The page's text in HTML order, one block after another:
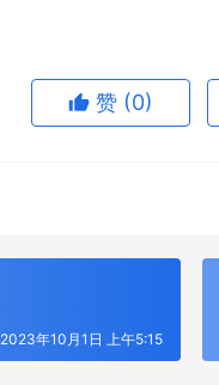
赞 (0)
2023年10月1日 上午5:15